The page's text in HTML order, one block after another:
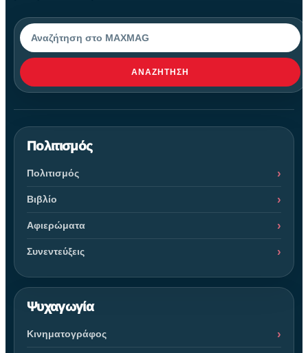
Αναζήτηση
ΑΝΑΖΉΤΗΣΗ
Πολιτισμός
Πολιτισμός
Βιβλίο
Αφιερώματα
Συνεντεύξεις
Ψυχαγωγία
Κινηματογράφος